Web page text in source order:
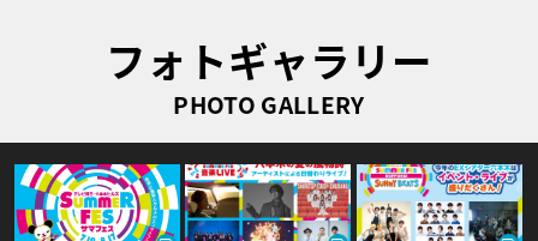
フォトギャラリー
PHOTO GALLERY